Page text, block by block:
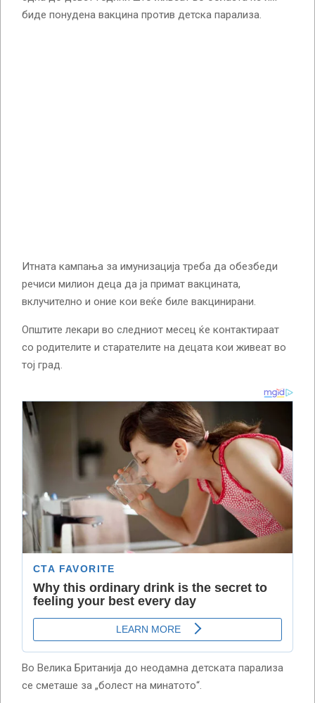
биде понудена вакцина против детска парализа.
Итната кампања за имунизација треба да обезбеди
речиси милион деца да ја примат вакцината,
вклучително и оние кои веќе биле вакцинирани.
Општите лекари во следниот месец ќе контактираат
со родителите и старателите на децата кои живеат во
тој град.
Во Велика Британија до неодамна детската парализа
се сметаше за „болест на минатото“.